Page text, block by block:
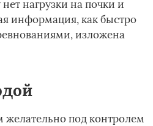
нагрузки на почки и
информация, как быстро
изложена
желательно под контролем